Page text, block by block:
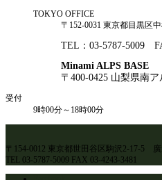
TOKYO OFFICE
〒152-0031 東京都目黒区
TEL：03-5787-5009
Minami ALPS BASE
〒400-0425 山梨県南
受付
9時00分～18時00分
〒154-0012 東京都世田谷区駒沢2-17-5
TEL 03-5787-5009 FAX 03-4243-3481